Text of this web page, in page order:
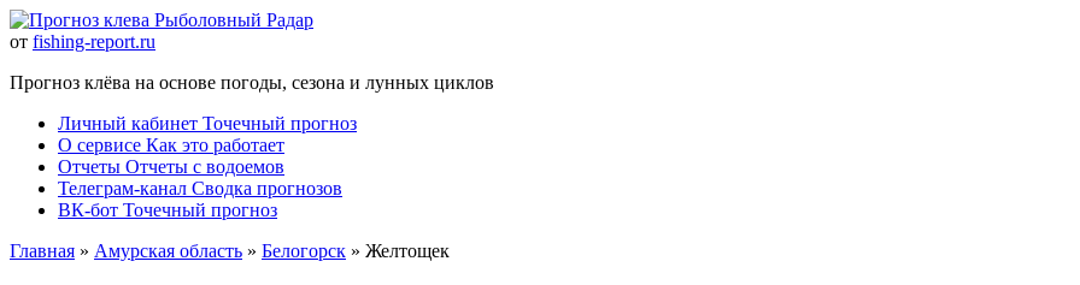
Рыболовный Радар
от fishing-report.ru
Прогноз клёва на основе погоды, сезона и лунных циклов
Личный кабинет Точечный прогноз
О сервисе Как это работает
Отчеты Отчеты с водоемов
Телеграм-канал Сводка прогнозов
ВК-бот Точечный прогноз
Главная » Амурская область » Белогорск » Желтощек